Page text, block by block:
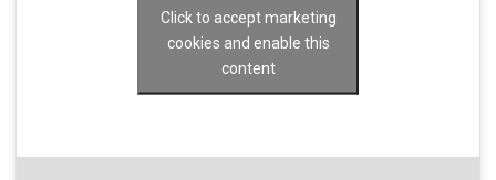
Click to accept marketing
cookies and enable this
content